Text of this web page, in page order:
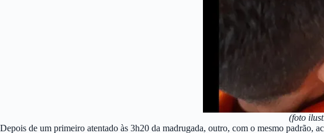
(foto
Depois de um primeiro atentado às 3h20 da madrugada, outro, com o mesmo padrão,